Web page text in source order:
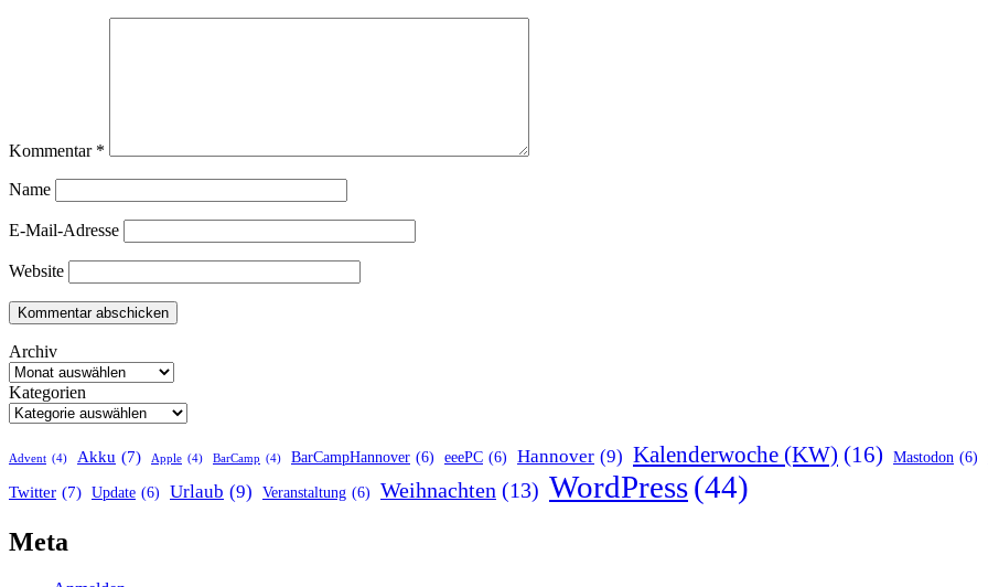
Kommentar *
Name
E-Mail-Adresse
Website
Archiv
Kategorien
Advent (4) Akku (7) Apple (4) BarCamp (4) BarCampHannover (6) eeePC (6) Hannover (9) Kalenderwoche (KW) (16) Mastodon (6)
Twitter (7) Update (6) Urlaub (9) Veranstaltung (6) Weihnachten (13) WordPress(44)
Meta